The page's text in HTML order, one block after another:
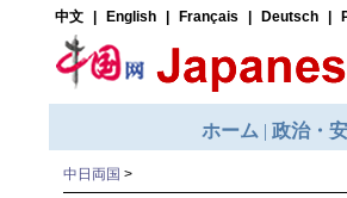
中日両国 >